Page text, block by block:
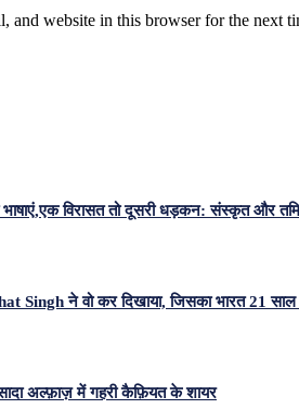
and website in this browser for the next
भाषाएं,एक विरासत तो दूसरी धड़कन: संस्कृत और
Singh ने वो कर दिखाया, जिसका भारत 21
अल्फ़ाज़ में गहरी कैफ़ियत के शायर